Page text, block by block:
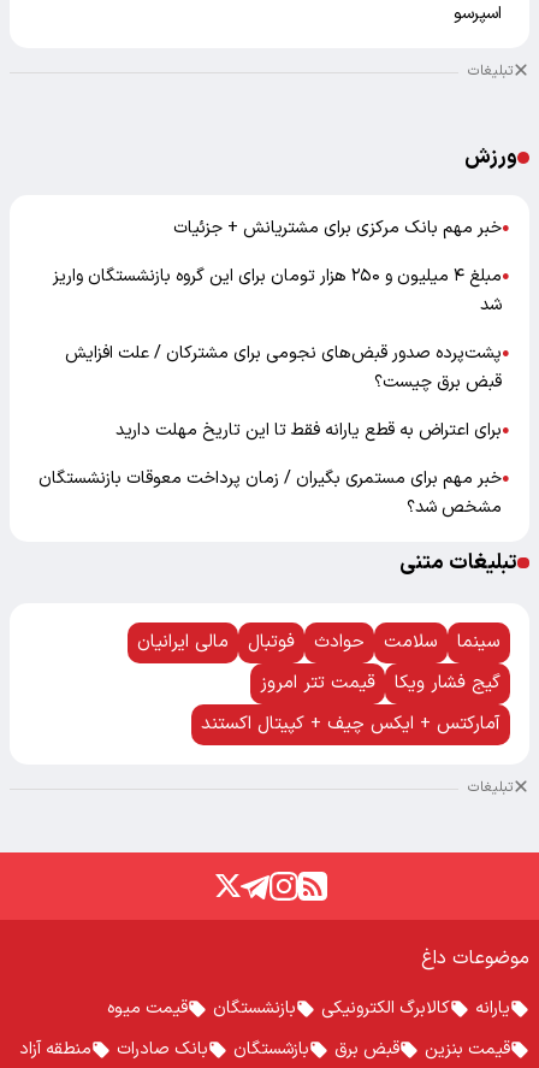
اسپرسو
تبلیغات
ورزش
●خبر مهم بانک مرکزی برای مشتریانش + جزئیات
●
مبلغ ۴ میلیون و ۲۵۰ هزار تومان برای این گروه بازنشستگان واریز
شد
●پشت‌پرده صدور قبض‌های نجومی برای مشترکان / علت افزایش
قبض برق چیست؟
●برای اعتراض به قطع یارانه فقط تا این تاریخ مهلت دارید
●خبر مهم برای مستمری بگیران / زمان پرداخت معوقات بازنشستگان
مشخص شد؟
تبلیغات متنی
سینما سلامت حوادث فوتبال
مالی ایرانیان
گیج فشار ویکا
قیمت تتر امروز
آمارکتس + ایکس چیف + کپیتال اکستند
تبلیغات
موضوعات داغ
یارانه کالابرگ الکترونیکی بازنشستگان
قیمت میوه
قیمت بنزین
قبض برق بازشستگان بانک صادرات منطقه آزاد